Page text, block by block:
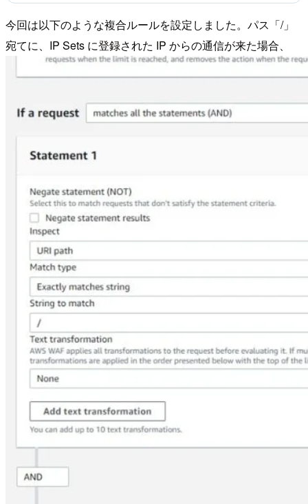
今回は以下のような複合ルールを設定しました。パス「/」
宛てに、IP Sets に登録された IP からの通信が来た場合、